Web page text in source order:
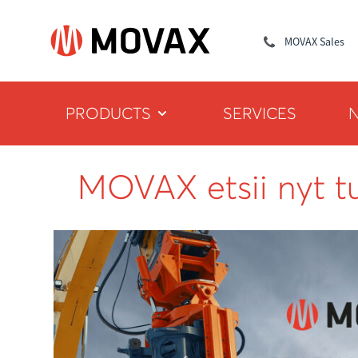
MOVAX Sales
PRODUCTS SERVICES
MOVAX etsii nyt